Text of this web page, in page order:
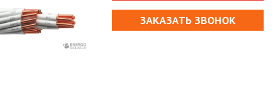
ЗАКАЗАТЬ ЗВОНОК